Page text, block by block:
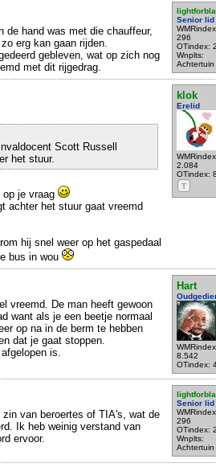
Senior lid
296
OTindex:
Wnplts:
Achtertuin
de hand was met die chauffeur,
erg kan gaan rijden.
gebleven, wat op zich nog
met dit rijgedrag.
klok
Erelid
2.084
OTindex:
T
Scott Russell
het stuur.
op je vraag
achter het stuur gaat vreemd
hij snel weer op het gaspedaal
bus in wou
Hart
8.542
OTindex:
vreemd. De man heeft gewoon
want als je een beetje normaal
op na in de berm te hebben
dat je gaat stoppen.
is.
Senior lid
296
OTindex:
Wnplts:
Achtertuin
van beroertes of TIA's, wat de
Ik heb weinig verstand van
ervoor.